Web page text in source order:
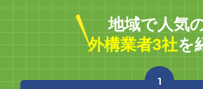
地域で人気
外構業者3社を
1